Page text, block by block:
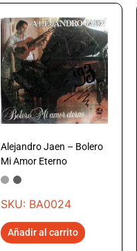
Alejandro Jaen – Bolero
Mi Amor Eterno
SKU: BA0024
Añadir al carrito